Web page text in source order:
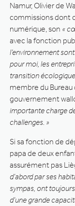
Namur, Olivier de
commissions dont
numérique, son «
avec la fonction
l’environnement
pour moi, les
transition
membre du
gouvernement
importante charge
challenges. »
Si sa fonction de
papa de deux
assurément pas
d’abord par ses
sympas, ont
d’une grande